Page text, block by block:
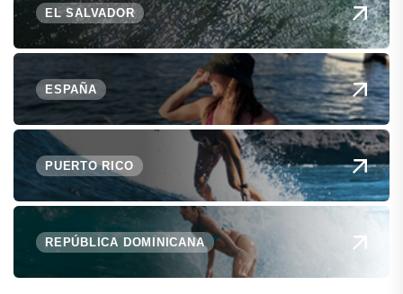
EL SALVADOR
ESPAÑA
PUERTO RICO
REPÚBLICA DOMINICANA